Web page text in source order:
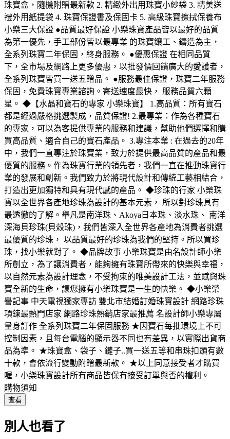
珠寶盒，隨機附贈最新款 2. 精緻外出用珠寶小紗袋 3. 精美送
禮外用紙提袋 4. 珠寶保證書及保固卡 5. 高級珠寶擦拭保養布
小樂三大保證 ●品質最好保證 小樂珠寶產品皆以最好的品質
為第一優先，手工部份皆以最專業 的珠寶鑲工、鑄造為主，
全系列珠寶二年保固，終身服務。 ●優惠保證 在相同品質
下，全市場及網路上更多優惠，以批發價回饋廣大的愛護者，
全系列珠寶皆買一送五贈品。 ●服務最佳保證，珠寶二年服務
保固，免費珠寶專業諮詢。寄送速度最快， 服務品質六顆
星。 ◆【水晶和寶石的專家 小樂珠寶】 1.高品質：所有寶石
都是經過嚴格挑選製成，品質保證! 2.最專業：作為各種寶石
的專家，可以為客提供專業的服務和建議，幫助他們選擇和購
買高品質、適合自己的寶石產品。 3.專注本業 : 在過去的20年
中，我們一直專注於珠寶業，致力於提供最高品質的產品和最
優質的服務。作為珠寶行業的領先者，我們一直在推動珠寶行
業的發展和創新。我們致力於將現代設計和傳統工藝相結合，
打造出更加獨特和具有現代感的產品。 ◆珍珠的行家 小樂珠
寶以全世界各產地珍珠為設計的基本元素， 所以對珍珠具有
最透徹的了解。舉凡是南洋珠、Akoya日本珠、淡水珠、 南洋
深海貝珍珠(貝殼珠)，我們皆深入全世界各產地為消費者挑選
最優質的珍珠， 以品質最好的珍珠為我們的堅持。所以買珍
珠，找小樂就對了。 ◆品牌故事 小樂珠寶是由名設計師小樂
所創立，為了讓消費者，能夠擁有珠寶所帶來的快樂與幸福，
以自然元素為設計理念，不受拘束的唯美設計工法，並賦與珠
寶全新的生命，讓您擁有小樂珠寶是一生的快樂。 ◆小樂榮
譽記事 中天電視獨家專訪 雙北市結婚訂婚珠寶設計 網路珍珠
項鍊最熱門店家 網路珍珠熱銷店家最推薦 名設計師小樂專屬
量身訂作 全系列珠寶二年保固服務 ★因寶石每批環境上不可
控制因素，且每台電腦的顯示器不同也有差異，以實際出貨商
品為準。 ★珠寶盒、袋子、鏈子..買一送五等和串珠扣頭有數
十款，會依流行變動附贈最新款。 ★以上同意接受者才購買
喔，小樂珠寶設計所有商品皆保有接受訂單與否的權利。
購物須知
查看
別人也看了